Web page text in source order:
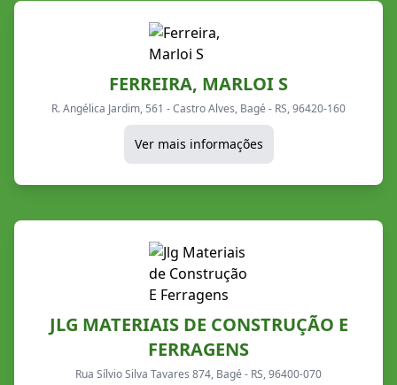
FERREIRA, MARLOI S
R. Angélica Jardim, 561 - Castro Alves, Bagé - RS, 96420-160
Ver mais informações
JLG MATERIAIS DE CONSTRUÇÃO E
FERRAGENS
Rua Sílvio Silva Tavares 874, Bagé - RS, 96400-070